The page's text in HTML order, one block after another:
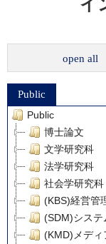
イ
open all
Public
Public
博士論文
文学研究科
法学研究科
社会学研究科
(KBS)経営管
(SDM)システ
(KMD)メディ